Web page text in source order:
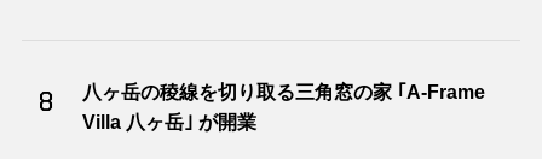
8
八ヶ岳の稜線を切り取る三角窓の家 ｢A-Frame
Villa 八ヶ岳｣ が開業